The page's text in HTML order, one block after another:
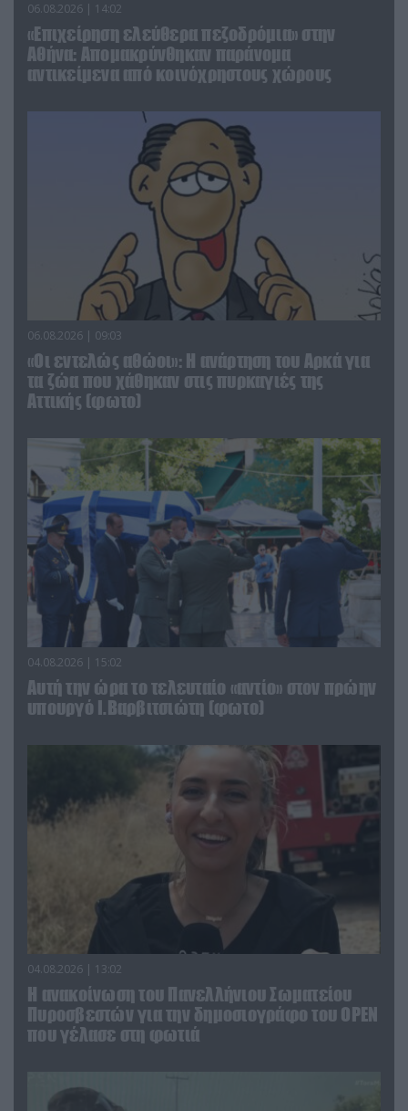
06.08.2026 | 14:02
«Επιχείρηση ελεύθερα πεζοδρόμια» στην
Αθήνα: Απομακρύνθηκαν παράνομα
αντικείμενα από κοινόχρηστους χώρους
06.08.2026 | 09:03
«Οι εντελώς αθώοι»: Η ανάρτηση του Αρκά για
τα ζώα που χάθηκαν στις πυρκαγιές της
Αττικής (φωτο)
04.08.2026 | 15:02
Αυτή την ώρα το τελευταίο «αντίο» στον πρώην
υπουργό Ι.Βαρβιτσιώτη (φωτο)
04.08.2026 | 13:02
Η ανακοίνωση του Πανελλήνιου Σωματείου
Πυροσβεστών για την δημοσιογράφο του OPEN
που γέλασε στη φωτιά